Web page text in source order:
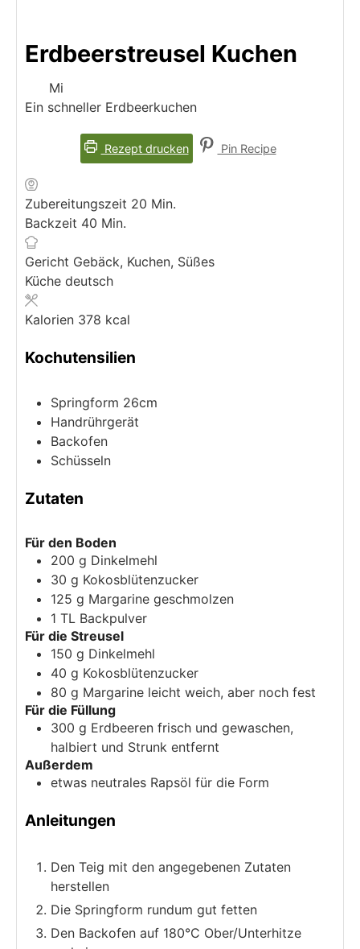
Erdbeerstreusel Kuchen
Mi
Ein schneller Erdbeerkuchen
Rezept drucken Pin Recipe
Zubereitungszeit 20 Minuten
Min.
Backzeit 40 Minuten
Min.
Gericht Gebäck, Kuchen, Süßes
Küche deutsch
Kalorien 378 kcal
Kochutensilien
Springform 26cm
Handrührgerät
Backofen
Schüsseln
Zutaten
Für den Boden
200 g Dinkelmehl
30 g Kokosblütenzucker
125 g Margarine geschmolzen
1 TL Backpulver
Für die Streusel
150 g Dinkelmehl
40 g Kokosblütenzucker
80 g Margarine leicht weich, aber noch fest
Für die Füllung
300 g Erdbeeren frisch und gewaschen,
halbiert und Strunk entfernt
Außerdem
etwas neutrales Rapsöl für die Form
Anleitungen
Den Teig mit den angegebenen Zutaten
herstellen
Die Springform rundum gut fetten
Den Backofen auf 180°C Ober/Unterhitze